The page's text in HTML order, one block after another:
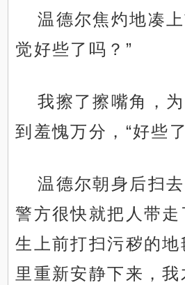
温德尔焦灼地凑
觉好些了吗？”
我擦了擦嘴角，
到羞愧万分，“好些
温德尔朝身后扫
警方很快就把人带
生上前打扫污秽的
里重新安静下来，